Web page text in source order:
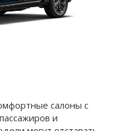
салоны с
и